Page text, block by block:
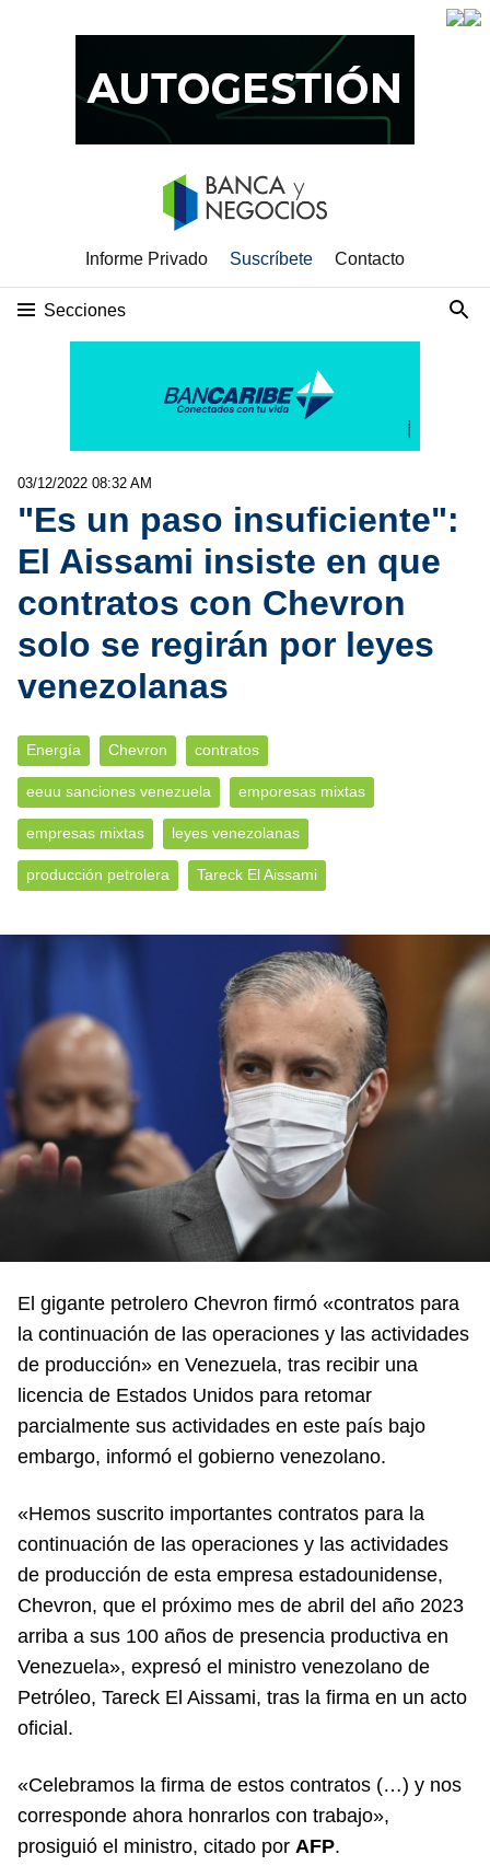
Informe Privado Suscríbete Contacto
Secciones
03/12/2022 08:32 AM
"Es un paso insuficiente":
El Aissami insiste en que
contratos con Chevron
solo se regirán por leyes
venezolanas
Energía Chevron contratos
eeuu sanciones venezuela emporesas mixtas
empresas mixtas leyes venezolanas
producción petrolera Tareck El Aissami
El gigante petrolero Chevron firmó «contratos para
la continuación de las operaciones y las actividades
de producción» en Venezuela, tras recibir una
licencia de Estados Unidos para retomar
parcialmente sus actividades en este país bajo
embargo, informó el gobierno venezolano.
«Hemos suscrito importantes contratos para la
continuación de las operaciones y las actividades
de producción de esta empresa estadounidense,
Chevron, que el próximo mes de abril del año 2023
arriba a sus 100 años de presencia productiva en
Venezuela», expresó el ministro venezolano de
Petróleo, Tareck El Aissami, tras la firma en un acto
oficial.
«Celebramos la firma de estos contratos (…) y nos
corresponde ahora honrarlos con trabajo»,
prosiguió el ministro, citado por AFP.